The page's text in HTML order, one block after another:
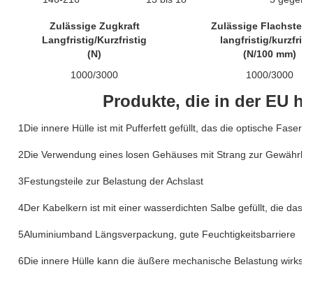
Zulässige Zugkraft
Langfristig/Kurzfristig
(N)
Zulässige
langfristig/
(N/100 mm)
1000/3000
1000/3000
Produkte, die in der EU
1Die innere Hülle ist mit Pufferfett gefüllt, das die optische Faser
2Die Verwendung eines losen Gehäuses mit Strang zur
3Festungsteile zur Belastung der Achslast
4Der Kabelkern ist mit einer wasserdichten Salbe gefüllt, die das
5Aluminiumband Längsverpackung, gute Feuchtigkeitsbarriere
6Die innere Hülle kann die äußere mechanische Belastung